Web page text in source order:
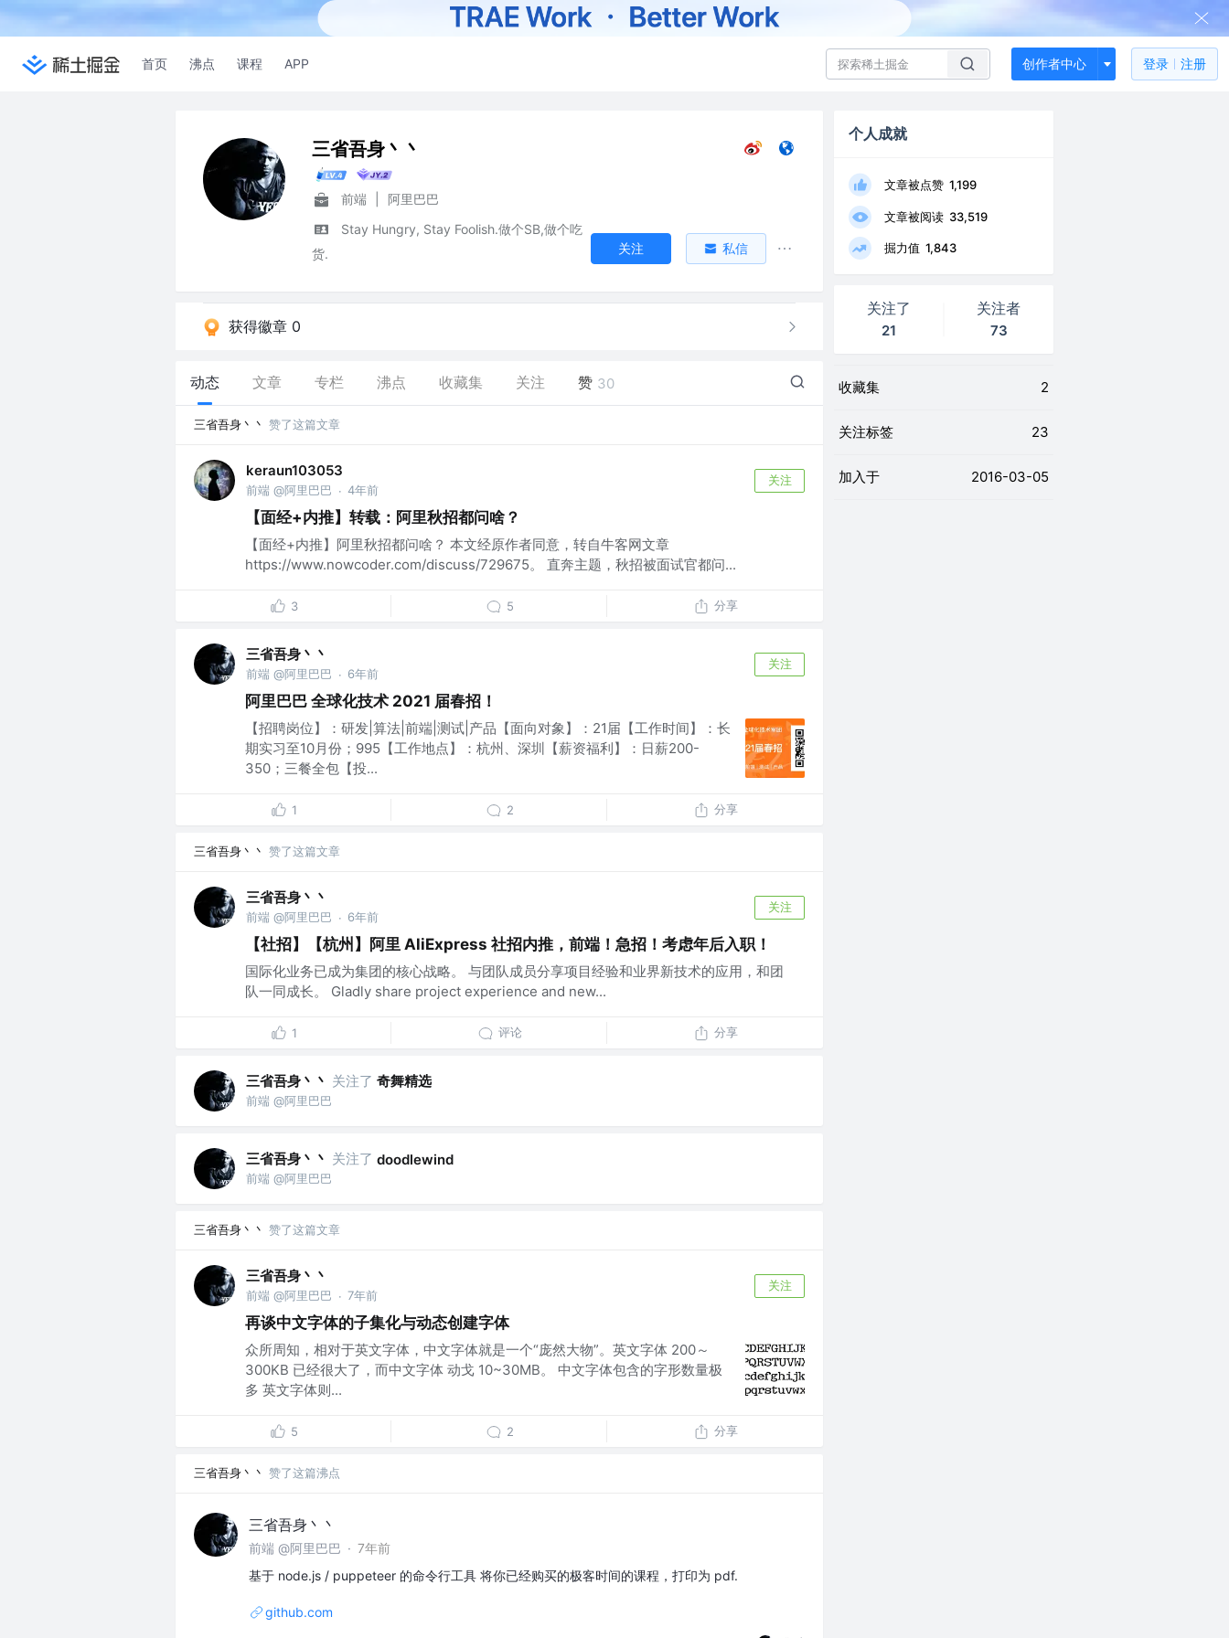
首页 沸点 课程 APP 创作者中心 登录 注册
三省吾身丶丶
前端
阿里巴巴
Stay Hungry, Stay Foolish.做个SB,做个吃
货.
关注 私信
获得徽章 0
动态 文章 专栏 沸点 收藏集 关注 赞 30
三省吾身丶丶 赞了这篇文章
keraun103053
前端 @阿里巴巴 · 4年前
关注
【面经+内推】转载：阿里秋招都问啥？
【面经+内推】阿里秋招都问啥？ 本文经原作者同意，转自牛客网文章
https://www.nowcoder.com/discuss/729675。 直奔主题，秋招被面试官都问...
3 5 分享
三省吾身丶丶
前端 @阿里巴巴 · 6年前
关注
阿里巴巴 全球化技术 2021 届春招！
【招聘岗位】：研发|算法|前端|测试|产品【面向对象】：21届【工作时间】：长
期实习至10月份；995【工作地点】：杭州、深圳【薪资福利】：日薪200-
350；三餐全包【投...
1 2 分享
三省吾身丶丶 赞了这篇文章
三省吾身丶丶
前端 @阿里巴巴 · 6年前
关注
【社招】【杭州】阿里 AliExpress 社招内推，前端！急招！考虑年后入职！
国际化业务已成为集团的核心战略。 与团队成员分享项目经验和业界新技术的应用，和团
队一同成长。 Gladly share project experience and new...
1 评论 分享
三省吾身丶丶 关注了 奇舞精选
前端 @阿里巴巴
三省吾身丶丶 关注了 doodlewind
前端 @阿里巴巴
三省吾身丶丶 赞了这篇文章
三省吾身丶丶
前端 @阿里巴巴 · 7年前
关注
再谈中文字体的子集化与动态创建字体
众所周知，相对于英文字体，中文字体就是一个“庞然大物”。英文字体 200～
300KB 已经很大了，而中文字体 动戈 10~30MB。 中文字体包含的字形数量极
多 英文字体则...
5 2 分享
三省吾身丶丶 赞了这篇沸点
三省吾身丶丶
前端 @阿里巴巴 · 7年前
基于 node.js / puppeteer 的命令行工具 将你已经购买的极客时间的课程，打印为 pdf.
github.com
个人成就
文章被点赞 1,199
文章被阅读 33,519
掘力值 1,843
关注了
21
关注者
73
收藏集 2
关注标签 23
加入于 2016-03-05